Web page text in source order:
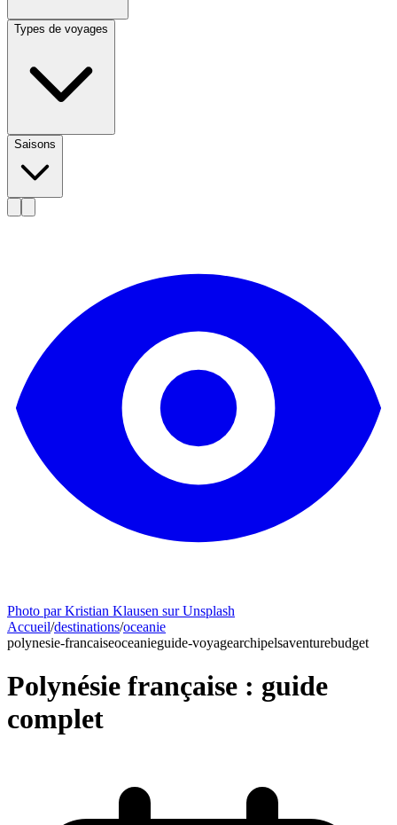
Types de voyages
Saisons
Photo par Kristian Klausen sur Unsplash
Accueil/destinations/oceanie
polynesie-francaiseoceanieguide-voyagearchipelsaventurebudget
Polynésie française : guide
complet